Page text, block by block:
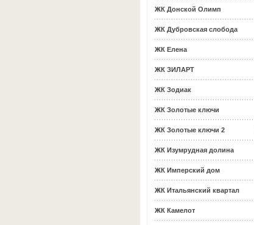
ЖК Донской Олимп
ЖК Дубровская слобода
ЖК Елена
ЖК ЗИЛАРТ
ЖК Зодиак
ЖК Золотые ключи
ЖК Золотые ключи 2
ЖК Изумрудная долина
ЖК Имперский дом
ЖК Итальянский квартал
ЖК Камелот